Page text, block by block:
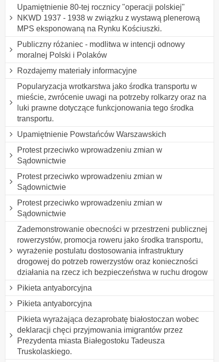
Upamiętnienie 80-tej rocznicy "operacji polskiej"
NKWD 1937 - 1938 w związku z wystawą plenerową
MPS eksponowaną na Rynku Kościuszki.
Publiczny różaniec - modlitwa w intencji odnowy
moralnej Polski i Polaków
Rozdajemy materiały informacyjne
Popularyzacja wrotkarstwa jako środka transportu w
mieście, zwrócenie uwagi na potrzeby rolkarzy oraz na
luki prawne dotyczące funkcjonowania tego środka
transportu.
Upamiętnienie Powstańców Warszawskich
Protest przeciwko wprowadzeniu zmian w
Sądownictwie
Protest przeciwko wprowadzeniu zmian w
Sądownictwie
Protest przeciwko wprowadzeniu zmian w
Sądownictwie
Zademonstrowanie obecności w przestrzeni publicznej
rowerzystów, promocja roweru jako środka transportu,
wyrażenie postulatu dostosowania infrastruktury
drogowej do potrzeb rowerzystów oraz konieczności
działania na rzecz ich bezpieczeństwa w ruchu drogow
Pikieta antyaborcyjna
Pikieta antyaborcyjna
Pikieta wyrażająca dezaprobatę białostoczan wobec
deklaracji chęci przyjmowania imigrantów przez
Prezydenta miasta Białegostoku Tadeusza
Truskolaskiego.